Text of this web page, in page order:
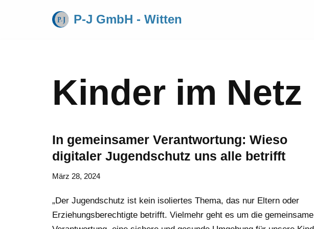
P-J GmbH - Witten
Kinder im Netz
In gemeinsamer Verantwortung: Wieso
digitaler Jugendschutz uns alle betrifft
März 28, 2024
„Der Jugendschutz ist kein isoliertes Thema, das nur Eltern oder
Erziehungsberechtigte betrifft. Vielmehr geht es um die gemeinsame